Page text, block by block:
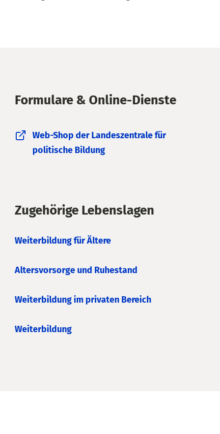
Formulare & Online-Dienste
Web-Shop der Landeszentrale für
politische Bildung
Zugehörige Lebenslagen
Weiterbildung für Ältere
Altersvorsorge und Ruhestand
Weiterbildung im privaten Bereich
Weiterbildung